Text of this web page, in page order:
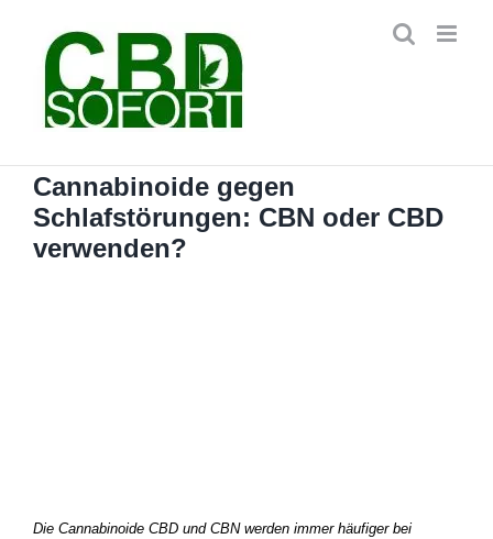
springen
Cannabinoide gegen
Schlafstörungen: CBN oder CBD
verwenden?
Die Cannabinoide CBD und CBN werden immer häufiger bei